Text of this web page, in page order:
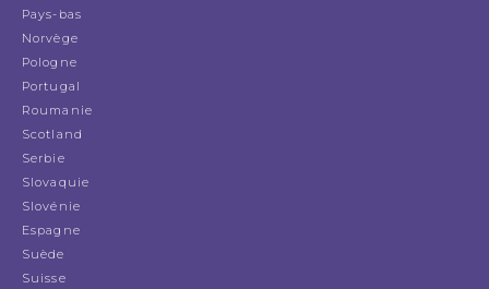
Pays-bas
Norvège
Pologne
Portugal
Roumanie
Scotland
Serbie
Slovaquie
Slovénie
Espagne
Suède
Suisse